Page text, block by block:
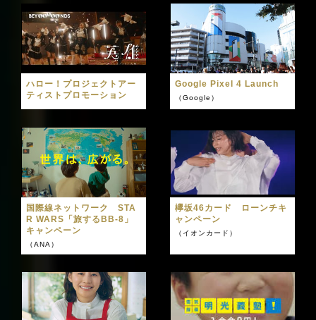
ハロー！プロジェクトアー
ティストプロモーション
Google Pixel 4 Launch
（Google）
国際線ネットワーク STA
R WARS「旅するBB-8」
キャンペーン
（ANA）
欅坂46カード ローンチキ
ャンペーン
（イオンカード）